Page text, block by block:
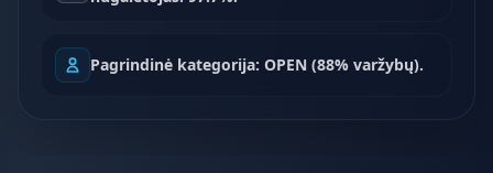
Pagrindinė kategorija: OPEN (88% varžybų).